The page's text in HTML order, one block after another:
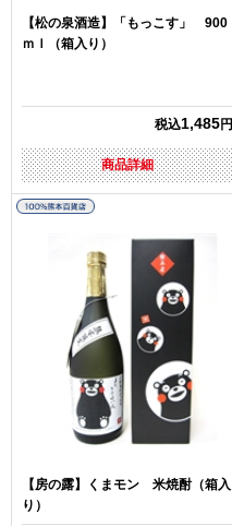
【松の泉酒造】「もっこす」 900
ｍｌ（箱入り）
税込1,485円
商品詳細
【房の露】くまモン 米焼酎（箱入
り）